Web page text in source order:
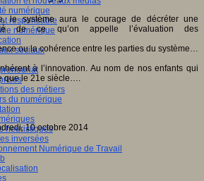
numérique
responsable
numérique
sociaux
des métiers
du numérique
heuristiques
inversées
Numérique de Travail
le système aura le courage de décréter une
de ce qu’on appelle l’évaluation des
ou la cohérence entre les parties du système…
à l’innovation. Au nom de nos enfants qui
que le 21e siècle….
10 octobre 2014